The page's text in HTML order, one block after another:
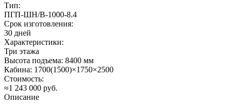
Тип:
ПГП-ШН/В-1000-8.4
Срок изготовления:
30 дней
Характеристики:
Три этажа
Высота подъема: 8400 мм
Кабина: 1700(1500)×1750×2500
Стоимость:
≈1 243 000 руб.
Описание